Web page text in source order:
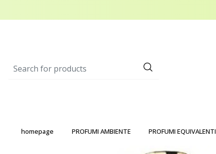
homepage PROFUMI AMBIENTE PROFUMI EQUIVALENTI